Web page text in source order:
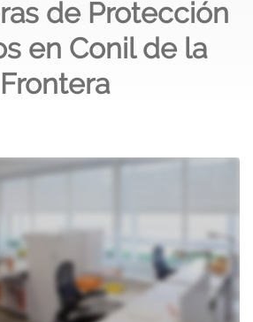
de Protección
en Conil de la
Frontera